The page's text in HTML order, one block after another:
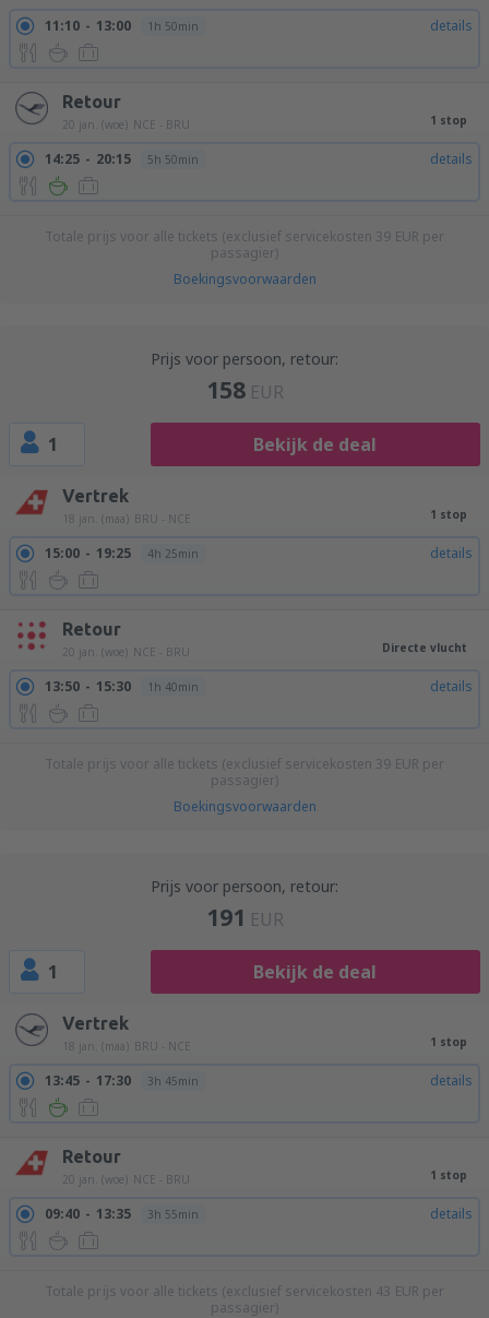
11:10 13:00 1h 50min details
Retour
20 jan. (woe) NCE - BRU 1 stop
14:25 20:15 5h 50min details
Totale prijs voor alle tickets (exclusief servicekosten 39 EUR per
passagier)
Boekingsvoorwaarden
Prijs voor persoon, retour:
158 EUR
1 Bekijk de deal
Vertrek
18 jan. (maa) BRU - NCE 1 stop
15:00 19:25 4h 25min details
Retour
20 jan. (woe) NCE - BRU Directe vlucht
13:50 15:30 1h 40min details
Totale prijs voor alle tickets (exclusief servicekosten 39 EUR per
passagier)
Boekingsvoorwaarden
Prijs voor persoon, retour:
191 EUR
1 Bekijk de deal
Vertrek
18 jan. (maa) BRU - NCE 1 stop
13:45 17:30 3h 45min details
Retour
20 jan. (woe) NCE - BRU 1 stop
09:40 13:35 3h 55min details
Totale prijs voor alle tickets (exclusief servicekosten 43 EUR per
passagier)